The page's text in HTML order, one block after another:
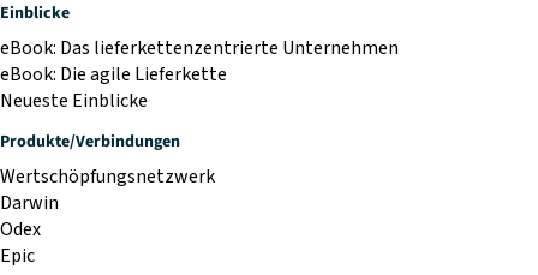
Einblicke
eBook: Das lieferkettenzentrierte Unternehmen
eBook: Die agile Lieferkette
Neueste Einblicke
Produkte/Verbindungen
Wertschöpfungsnetzwerk
Darwin
Odex
Epic